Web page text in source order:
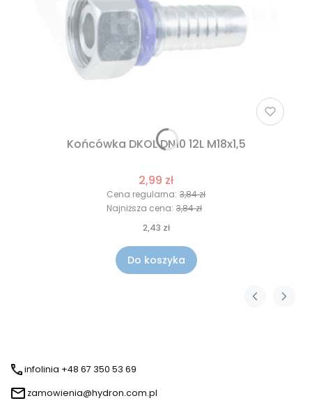
Końcówka DKOL DN10 12L M18x1,5
2,99 zł
Cena regularna: 3,84 zł
Najniższa cena: 3,84 zł
2,43 zł
Do koszyka
infolinia +48 67 350 53 69
zamowienia@hydron.com.pl